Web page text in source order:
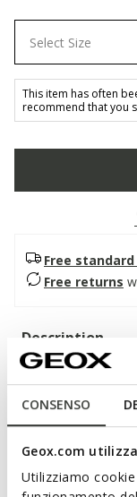
CONSENSO
Geox.com
Utilizziamo
Select Size
This item has often
recommend that you
Free
Free returns
Description
Lightweight
slender heel with
modern elegance.
black palette and
looks or evening
a sensation of well-
anyone seeking